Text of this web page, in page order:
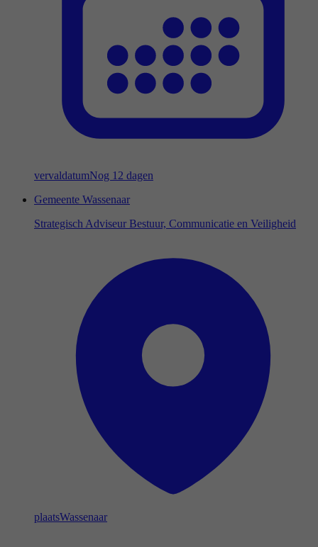
vervaldatumNog 12 dagen
Gemeente Wassenaar
Strategisch Adviseur Bestuur, Communicatie en Veiligheid
plaatsWassenaar